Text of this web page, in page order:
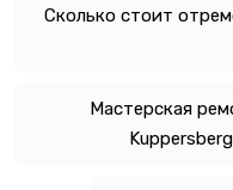
Сколько стоит
Мастерская